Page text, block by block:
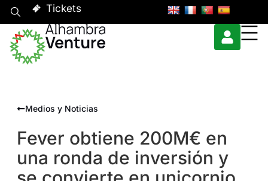
Tickets
Medios y Noticias
Fever obtiene 200M€ en
una ronda de inversión y